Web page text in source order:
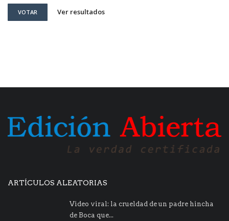
VOTAR Ver resultados
ARTÍCULOS ALEATORIAS
Video viral: la crueldad de un padre hincha
de Boca que...